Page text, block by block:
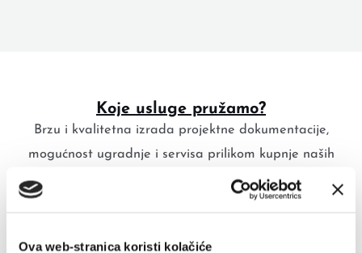
Ova web-stranica koristi kolačiće
Koje usluge pružamo?
Brzu i kvalitetna izrada projektne dokumentacije,
mogućnost ugradnje i servisa prilikom kupnje naših
proizvoda te ćemo vas rado savjtovati oko izrade
troškovnika ili konzultacija o tipu i vrsti dizala